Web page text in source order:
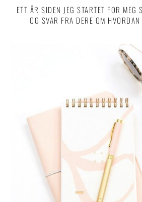
ETT ÅR SIDEN JEG STARTET FOR MEG
OG SVAR FRA DERE OM